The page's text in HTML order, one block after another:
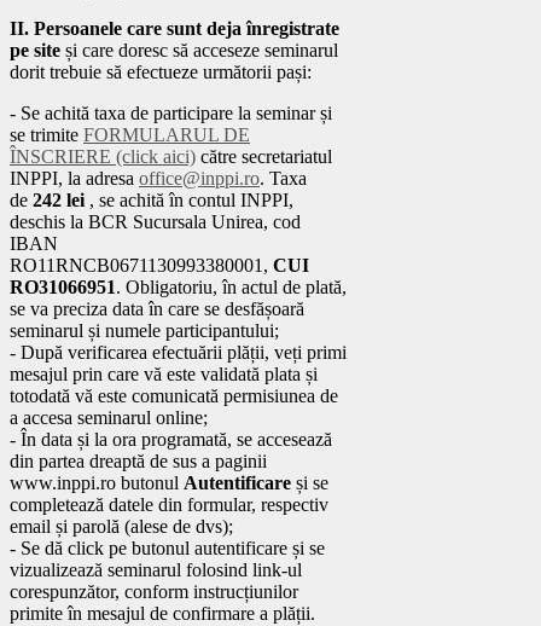
II. Persoanele care sunt deja înregistrate
pe site și care doresc să acceseze seminarul
dorit trebuie să efectueze următorii pași:
- Se achită taxa de participare la seminar și
se trimite FORMULARUL DE
ÎNSCRIERE (click aici) către secretariatul
INPPI, la adresa office@inppi.ro. Taxa
de 242 lei , se achită în contul INPPI,
deschis la BCR Sucursala Unirea, cod
IBAN
RO11RNCB0671130993380001, CUI
RO31066951. Obligatoriu, în actul de plată,
se va preciza data în care se desfășoară
seminarul și numele participantului;
- După verificarea efectuării plății, veți primi
mesajul prin care vă este validată plata și
totodată vă este comunicată permisiunea de
a accesa seminarul online;
- În data și la ora programată, se accesează
din partea dreaptă de sus a paginii
www.inppi.ro butonul Autentificare și se
completează datele din formular, respectiv
email și parolă (alese de dvs);
- Se dă click pe butonul autentificare și se
vizualizează seminarul folosind link-ul
corespunzător, conform instrucțiunilor
primite în mesajul de confirmare a plății.